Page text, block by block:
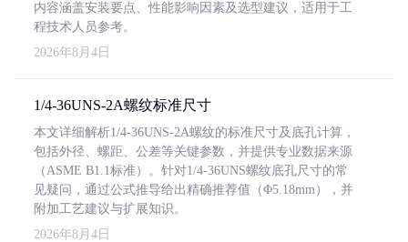
内容涵盖安装要点、性能影响因素及选型建议，适用于工
程技术人员参考。
2026年8月4日
1/4-36UNS-2A螺纹标准尺寸
本文详细解析1/4-36UNS-2A螺纹的标准尺寸及底孔计算，
包括外径、螺距、公差等关键参数，并提供专业数据来源
（ASME B1.1标准）。针对1/4-36UNS螺纹底孔尺寸的常
见疑问，通过公式推导给出精确推荐值（Φ5.18mm），并
附加工艺建议与扩展知识。
2026年8月4日